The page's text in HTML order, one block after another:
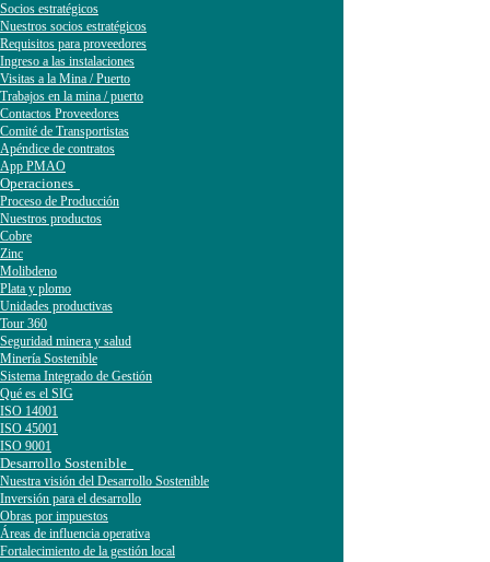
Socios estratégicos
Nuestros socios estratégicos
Requisitos para proveedores
Ingreso a las instalaciones
Visitas a la Mina / Puerto
Trabajos en la mina / puerto
Contactos Proveedores
Comité de Transportistas
Apéndice de contratos
App PMAO
Operaciones
Proceso de Producción
Nuestros productos
Cobre
Zinc
Molibdeno
Plata y plomo
Unidades productivas
Tour 360
Seguridad minera y salud
Minería Sostenible
Sistema Integrado de Gestión
Qué es el SIG
ISO 14001
ISO 45001
ISO 9001
Desarrollo Sostenible
Nuestra visión del Desarrollo Sostenible
Inversión para el desarrollo
Obras por impuestos
Áreas de influencia operativa
Fortalecimiento de la gestión local